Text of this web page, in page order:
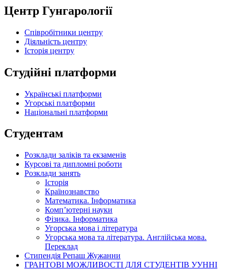
Центр Гунгарології
Співробітники центру
Діяльність центру
Історія центру
Студійні платформи
Українські платформи
Угорські платформи
Національні платформи
Студентам
Розклади заліків та екзаменів
Курсові та дипломні роботи
Розклади занять
Історія
Країнознавство
Математика. Інформатика
Комп’ютерні науки
Фізика. Інформатика
Угорська мова і література
Угорська мова та література. Англійська мова.
Переклад
Стипендія Репаш Жужанни
ГРАНТОВІ МОЖЛИВОСТІ ДЛЯ СТУДЕНТІВ УУННІ